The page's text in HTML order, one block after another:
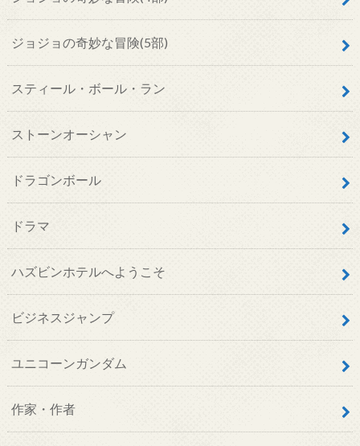
ジョジョの奇妙な冒険(5部)
スティール・ボール・ラン
ストーンオーシャン
ドラゴンボール
ドラマ
ハズビンホテルへようこそ
ビジネスジャンプ
ユニコーンガンダム
作家・作者